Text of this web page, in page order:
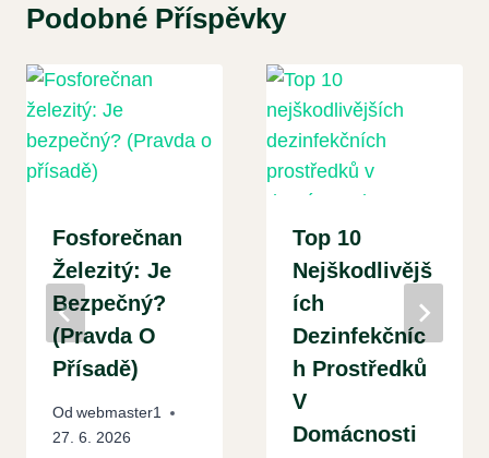
Podobné Příspěvky
Fosforečnan
Železitý: Je
Bezpečný?
(Pravda O
Přísadě)
Od webmaster1
27. 6. 2026
Top 10
Nejškodlivějš
Ích
Dezinfekčníc
H Prostředků
V
Domácnosti